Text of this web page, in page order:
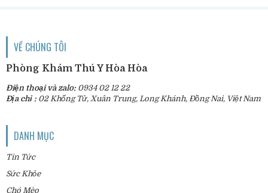
VỀ CHÚNG TÔI
Phòng Khám Thú Y Hòa Hòa
Điện thoại và zalo: 0934 02 12 22
Địa chỉ : 02 Khổng Tử, Xuân Trung, Long Khánh, Đồng Nai, Việt Nam
DANH MỤC
Tin Tức
Sức Khỏe
Chó Mèo